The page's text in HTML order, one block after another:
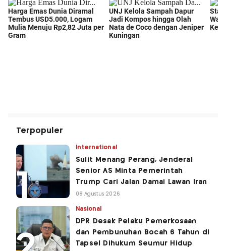
Terpopuler
International
Sulit Menang Perang, Jenderal
Senior AS Minta Pemerintah
Trump Cari Jalan Damai Lawan Iran
08 Agustus 2026
Nasional
DPR Desak Pelaku Pemerkosaan
dan Pembunuhan Bocah 6 Tahun di
Tapsel Dihukum Seumur Hidup